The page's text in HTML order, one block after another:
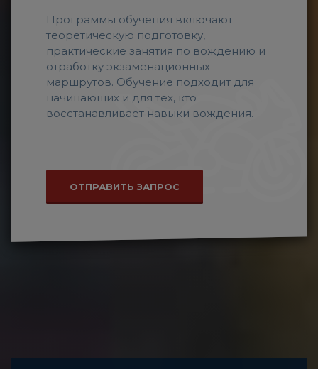
Программы обучения включают
теоретическую подготовку,
практические занятия по вождению и
отработку экзаменационных
маршрутов. Обучение подходит для
начинающих и для тех, кто
восстанавливает навыки вождения.
ОТПРАВИТЬ ЗАПРОС